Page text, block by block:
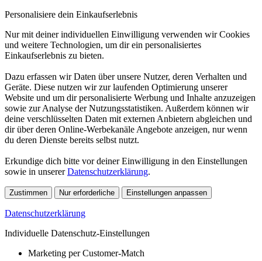
Personalisiere dein Einkaufserlebnis
Nur mit deiner individuellen Einwilligung verwenden wir Cookies
und weitere Technologien, um dir ein personalisiertes
Einkaufserlebnis zu bieten.
Dazu erfassen wir Daten über unsere Nutzer, deren Verhalten und
Geräte. Diese nutzen wir zur laufenden Optimierung unserer
Website und um dir personalisierte Werbung und Inhalte anzuzeigen
sowie zur Analyse der Nutzungsstatistiken. Außerdem können wir
deine verschlüsselten Daten mit externen Anbietern abgleichen und
dir über deren Online-Werbekanäle Angebote anzeigen, nur wenn
du deren Dienste bereits selbst nutzt.
Erkundige dich bitte vor deiner Einwilligung in den Einstellungen
sowie in unsererDatenschutzerklärung.
Zustimmen Nur erforderliche Einstellungen anpassen
Datenschutzerklärung
Individuelle Datenschutz-Einstellungen
Marketing per Customer-Match